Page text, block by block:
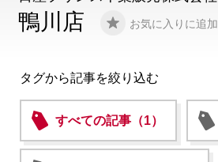
鴨川店 お気に入りに追加
タグから記事を絞り込む
すべての記事（1）